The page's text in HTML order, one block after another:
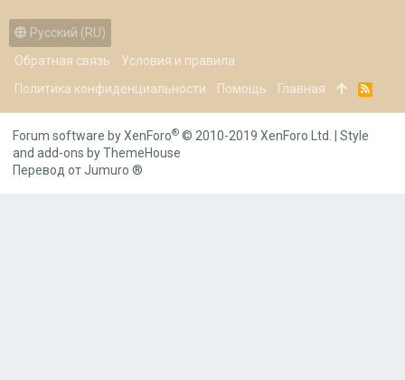
Русский (RU)
Обратная связь
Условия и правила
Политика конфиденциальности
Помощь Главная
R
Forum software by XenForo® © 2010-2019 XenForo Ltd.
Style
and add-ons by ThemeHouse
Перевод от Jumuro ®